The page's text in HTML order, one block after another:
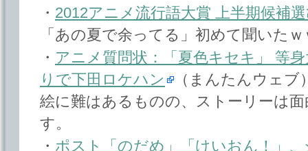
・ 2012アニメ流行語大賞 上半期候補
「あの夏で余ってる」初めて聞いたｗ
・ アニメ質問状：「夏色キセキ」 等
りで下田ロケハン
（まんたんウェブ
絵に難はあるものの、ストーリーは
す。
・ ポスト「のだめ」「けいおん！」